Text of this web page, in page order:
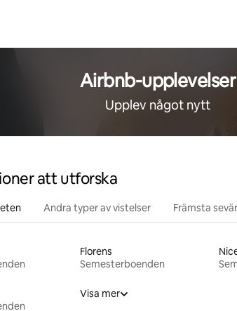
Airbnb-upplevelser
Upplev något nytt
att utforska
Andra typer av vistelser Främsta
Florens
Semesterboenden
Visa mer